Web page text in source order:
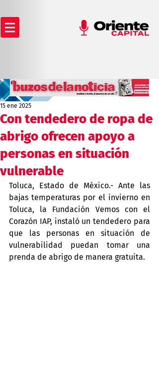
Con tendedero de ropa de
abrigo ofrecen apoyo a
personas en situación
vulnerable
15 ene 2025
Toluca, Estado de México.- Ante las
bajas temperaturas por el invierno en
Toluca, la Fundación Vemos con el
Corazón IAP, instaló un tendedero para
que las personas en situación de
vulnerabilidad puedan tomar una
prenda de abrigo de manera gratuita.